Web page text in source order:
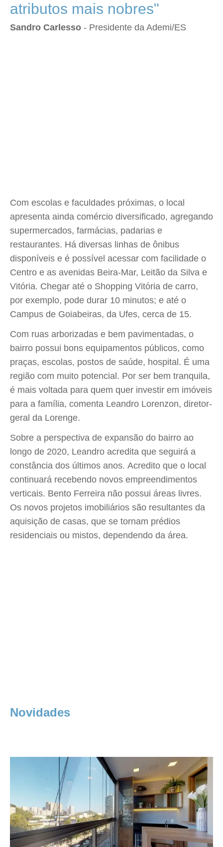
atributos mais nobres"
Sandro Carlesso - Presidente da Ademi/ES
Com escolas e faculdades próximas, o local
apresenta ainda comércio diversificado, agregando
supermercados, farmácias, padarias e
restaurantes. Há diversas linhas de ônibus
disponíveis e é possível acessar com facilidade o
Centro e as avenidas Beira-Mar, Leitão da Silva e
Vitória. Chegar até o Shopping Vitória de carro,
por exemplo, pode durar 10 minutos; e até o
Campus de Goiabeiras, da Ufes, cerca de 15.
Com ruas arborizadas e bem pavimentadas, o
bairro possui bons equipamentos públicos, como
praças, escolas, postos de saúde, hospital. É uma
região com muito potencial. Por ser bem tranquila,
é mais voltada para quem quer investir em imóveis
para a família, comenta Leandro Lorenzon, diretor-
geral da Lorenge.
Sobre a perspectiva de expansão do bairro ao
longo de 2020, Leandro acredita que seguirá a
constância dos últimos anos. Acredito que o local
continuará recebendo novos empreendimentos
verticais. Bento Ferreira não possui áreas livres.
Os novos projetos imobiliários são resultantes da
aquisição de casas, que se tornam prédios
residenciais ou mistos, dependendo da área.
Novidades